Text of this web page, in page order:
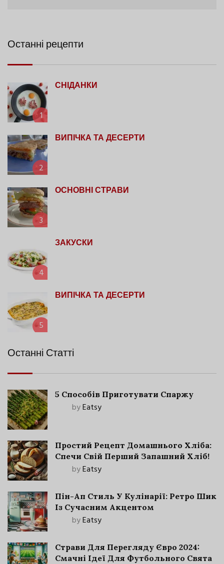
Останні рецепти
1
СНІДАНКИ
2
ВИПІЧКА ТА ДЕСЕРТИ
3
ОСНОВНІ СТРАВИ
4
ЗАКУСКИ
5
ВИПІЧКА ТА ДЕСЕРТИ
Останні Статті
5 Способів Приготувати Спаржу
byEatsy
Простий Рецепт Домашнього Хліба:
Спечи Свій Перший Запашний Хліб!
byEatsy
Пін-Ап Стиль У Кулінарії: Ретро Шик
Із Сучасним Акцентом
byEatsy
Страви Для Перегляду Євро 2024:
Смачні Ідеї Для Футбольного Свята